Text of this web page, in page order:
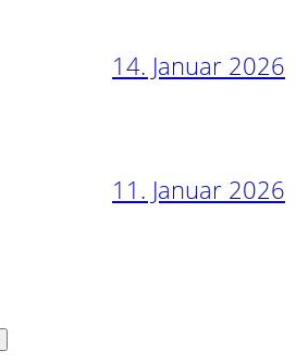
14. Januar 2026
11. Januar 2026